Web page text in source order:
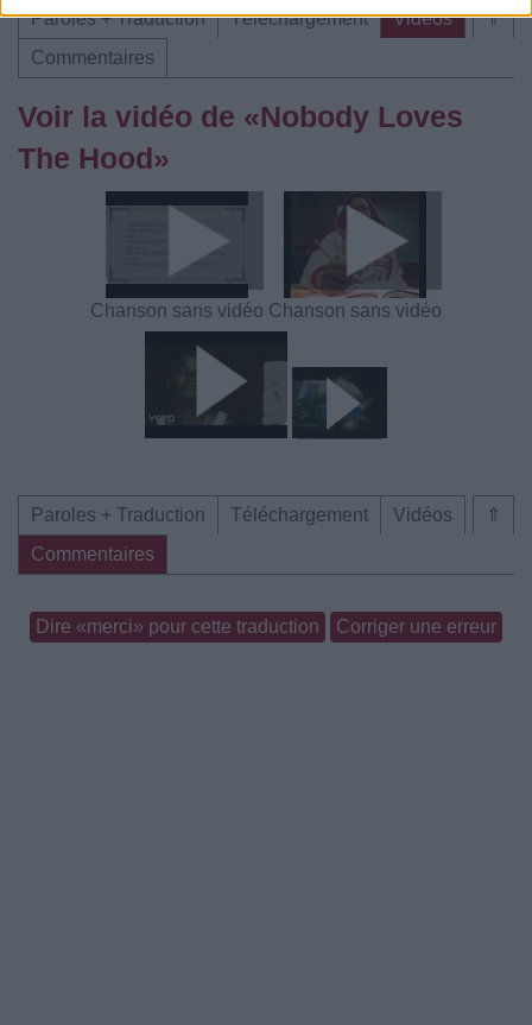
⇑
Paroles + Traduction Téléchargement
Vidéos
Commentaires
Voir la vidéo de «Nobody Loves
The Hood»
Chanson sans vidéo Chanson sans vidéo
⇑
Paroles + Traduction Téléchargement
Vidéos
Commentaires
Dire «merci» pour cette traduction Corriger une erreur